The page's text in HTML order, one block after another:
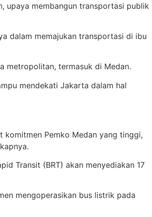
upaya membangun transportasi publik
dalam memajukan transportasi di ibu
metropolitan, termasuk di Medan.
mendekati Jakarta dalam hal
komitmen Pemko Medan yang tinggi,
Transit (BRT) akan menyediakan 17
mengoperasikan bus listrik pada